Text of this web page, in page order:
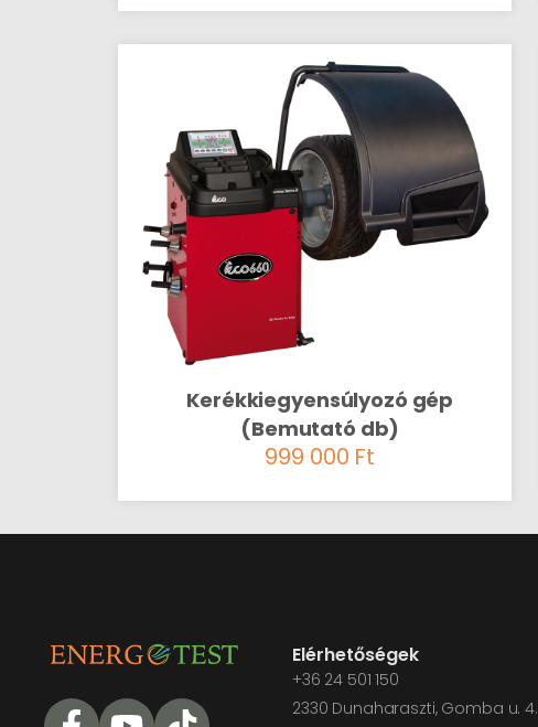
Kerékkiegyensúlyozó gép
(Bemutató db)
999 000 Ft
Elérhetőségek
+36 24 501 150
2330 Dunaharaszti, Gomba u. 4.